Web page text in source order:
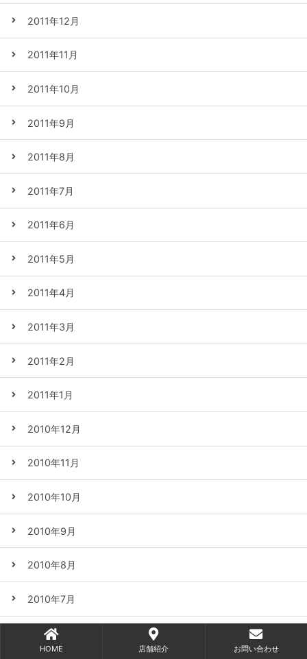
2011年12月
2011年11月
2011年10月
2011年9月
2011年8月
2011年7月
2011年6月
2011年5月
2011年4月
2011年3月
2011年2月
2011年1月
2010年12月
2010年11月
2010年10月
2010年9月
2010年8月
2010年7月
2010年6月
HOME 店舗紹介 お問い合わせ